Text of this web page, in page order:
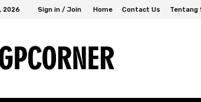
2026 Sign in / Join Home Contact Us Tentang